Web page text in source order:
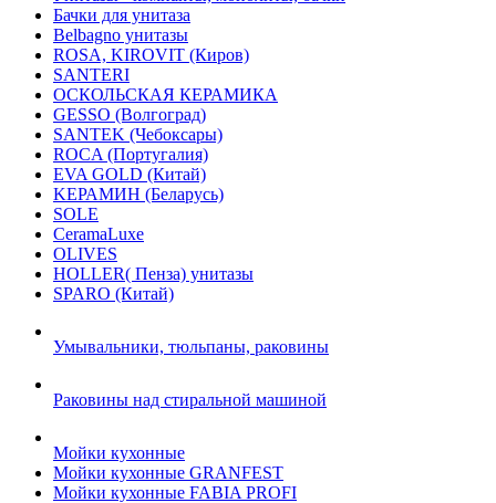
Бачки для унитаза
Belbagno унитазы
ROSA, KIROVIT (Киров)
SANTERI
ОСКОЛЬСКАЯ КЕРАМИКА
GESSO (Волгоград)
SANTEK (Чебоксары)
ROCA (Португалия)
EVA GOLD (Китай)
KЕРАМИН (Беларусь)
SOLE
CeramaLuxe
OLIVES
HOLLER( Пенза) унитазы
SPARO (Китай)
Умывальники, тюльпаны, раковины
Раковины над стиральной машиной
Мойки кухонные
Мойки кухонные GRANFEST
Мойки кухонные FABIA PROFI